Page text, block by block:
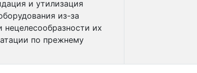
и утилизация
из-за
их
по прежнему